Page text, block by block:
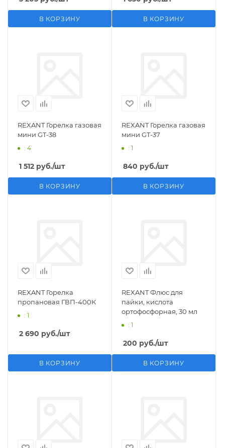
В КОРЗИНУ В КОРЗИНУ
REXANT Горелка газовая
мини GT-38
: 4
1 512 руб./шт
В КОРЗИНУ
REXANT Горелка газовая
мини GT-37
: 1
840 руб./шт
В КОРЗИНУ
REXANT Горелка
пропановая ГВП-400К
: 1
2 690 руб./шт
В КОРЗИНУ
REXANT Флюс для
пайки, кислота
ортофосфорная, 30 мл
: 1
200 руб./шт
В КОРЗИНУ